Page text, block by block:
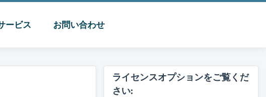
ービス お問い合わせ
ライセンスオプションをご覧くだ
さい: